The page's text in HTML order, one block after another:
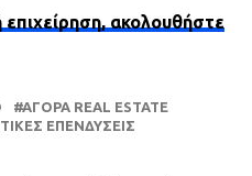
ακολουθήστε
ΑΓΟΡΆ REAL ESTATE
ΕΠΕΝΔΎΣΕΙΣ